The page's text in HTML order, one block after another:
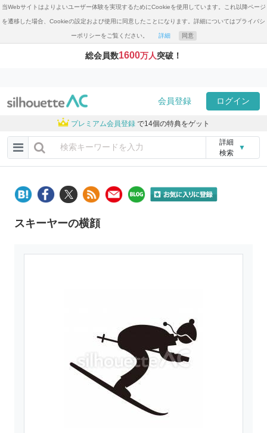
当Webサイトはよりよいユーザー体験を実現するためにCookieを使用しています。これ以降ページ
を遷移した場合、Cookieの設定および使用に同意したことになります。詳細についてはプライバシ
ーポリシーをご覧ください。 詳細 同意
総会員数1600万人突破！
会員登録 ログイン
プレミアム会員登録 で14個の特典をゲット
詳細
検索
▼
スキーヤーの横顔